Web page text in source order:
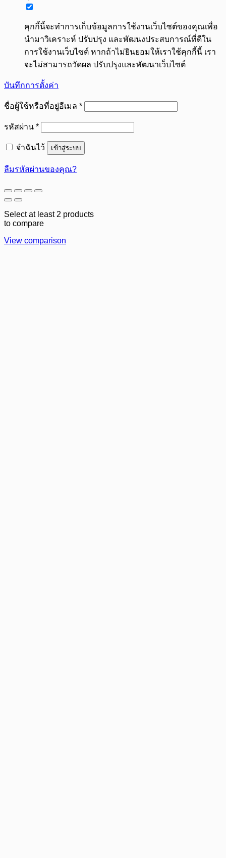
คุกกี้นี้จะทำการเก็บข้อมูลการใช้งานเว็บไซต์ของคุณเพื่อ
นำมาวิเคราะห์ ปรับปรุง และพัฒนงประสบการณ์ที่ดีใน
การใช้งานเว็บไซต์ หากถ้าไม่ยินยอมให้เราใช้คุกกี้นี้ เรา
จะไม่สามารถวัดผล ปรับปรุงและพัฒนาเว็บไซต์
บันทึกการตั้งค่า
ชื่อผู้ใช้หรือที่อยู่อีเมล *ต้องการ
รหัสผ่าน *ต้องการ
จำฉันไว้ เข้าสู่ระบบ
ลืมรหัสผ่านของคุณ?
Select at least 2 products
to compare
View comparison